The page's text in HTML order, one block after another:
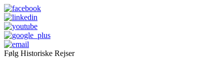
Følg Historiske Rejser